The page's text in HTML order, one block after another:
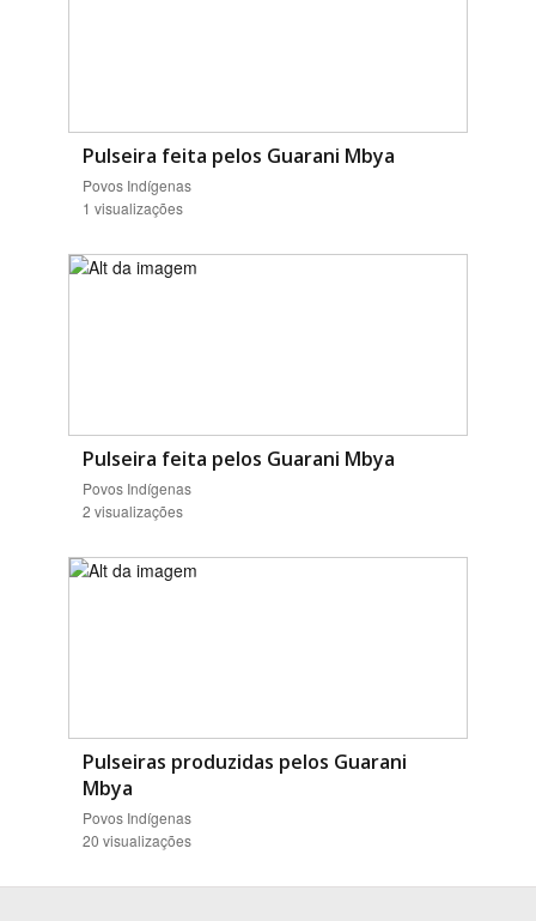
Pulseira feita pelos Guarani Mbya
Povos Indígenas
1 visualizações
Pulseira feita pelos Guarani Mbya
Povos Indígenas
2 visualizações
Pulseiras produzidas pelos Guarani
Mbya
Povos Indígenas
20 visualizações